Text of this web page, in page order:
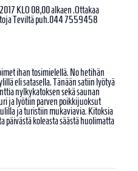
KLO 08,00 alkaen .Ottakaa
Teviltä puh.044 7559458
ihan tosimielellä. No hetihän
eli satasella. Tänään satiin lyötyä
nylkykatoksen sekä saunan
ja lyötiin parven poikkijuoksut
ja turistiin mukaviavia. Kitoksia
päivästä koleasta säästä huolimatta